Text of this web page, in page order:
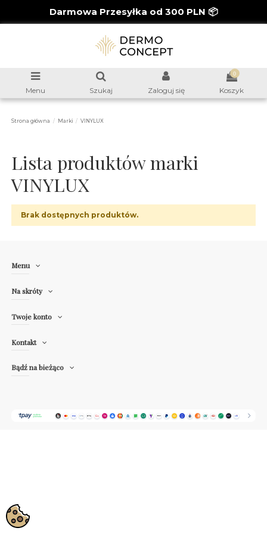
Darmowa Przesyłka od 300 PLN 📦
Menu Szukaj Zaloguj się
0
Koszyk
Strona główna Marki VINYLUX
Lista produktów marki
VINYLUX
Brak dostępnych produktów.
Menu
Na skróty
Twoje konto
Kontakt
Bądź na bieżąco